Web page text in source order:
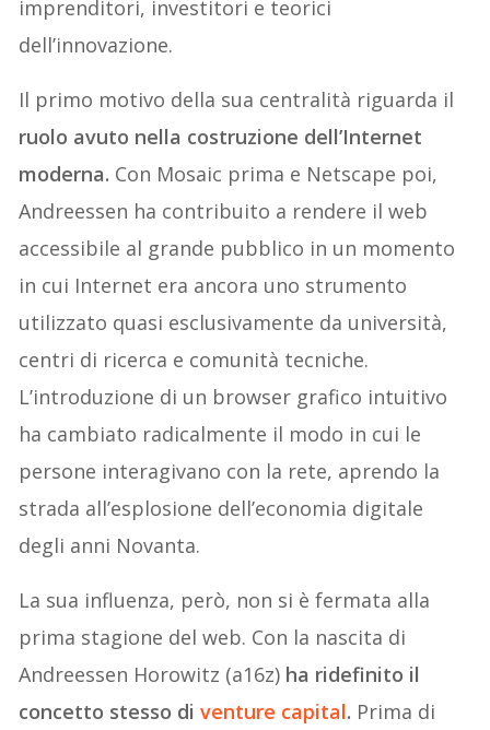
imprenditori, investitori e teorici
dell’innovazione.
Il primo motivo della sua centralità riguarda il
ruolo avuto nella costruzione dell’Internet
moderna. Con Mosaic prima e Netscape poi,
Andreessen ha contribuito a rendere il web
accessibile al grande pubblico in un momento
in cui Internet era ancora uno strumento
utilizzato quasi esclusivamente da università,
centri di ricerca e comunità tecniche.
L’introduzione di un browser grafico intuitivo
ha cambiato radicalmente il modo in cui le
persone interagivano con la rete, aprendo la
strada all’esplosione dell’economia digitale
degli anni Novanta.
La sua influenza, però, non si è fermata alla
prima stagione del web. Con la nascita di
Andreessen Horowitz (a16z) ha ridefinito il
concetto stesso diventure capital. Prima di